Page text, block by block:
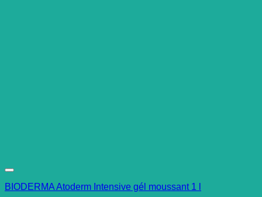
BIODERMA Atoderm Intensive gél moussant 1 l